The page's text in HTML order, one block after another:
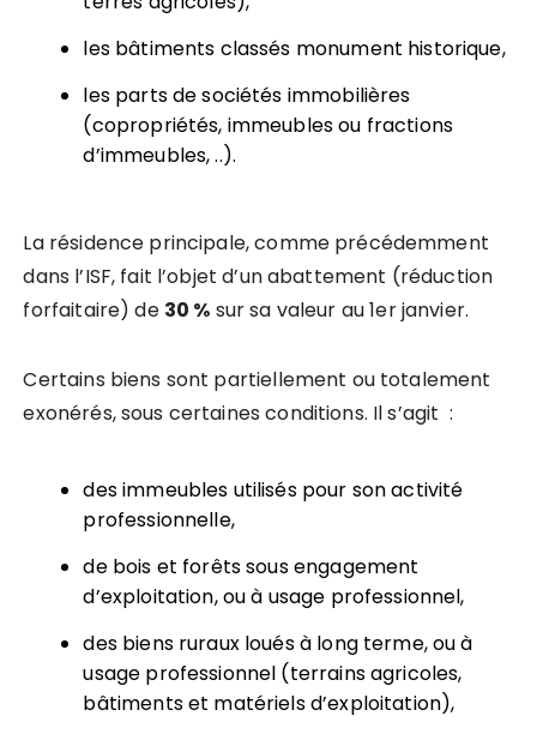
les bâtiments classés monument historique,
les parts de sociétés immobilières
(copropriétés, immeubles ou fractions
d’immeubles, ..).
La résidence principale, comme précédemment
dans l’ISF, fait l’objet d’un abattement (réduction
forfaitaire) de 30 % sur sa valeur au 1er janvier.
Certains biens sont partiellement ou totalement
exonérés, sous certaines conditions. Il s’agit :
des immeubles utilisés pour son activité
professionnelle,
de bois et forêts sous engagement
d’exploitation, ou à usage professionnel,
des biens ruraux loués à long terme, ou à
usage professionnel (terrains agricoles,
bâtiments et matériels d’exploitation),